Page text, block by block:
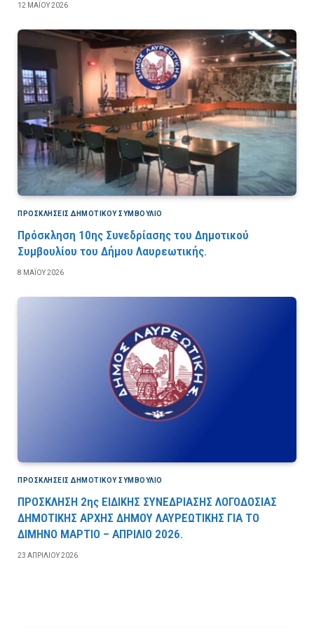
12 ΜΑΪ́ΟΥ 2026
ΠΡΟΣΚΛΉΣΕΙΣ ΔΗΜΟΤΙΚΟΎ ΣΥΜΒΟΎΛΙΟ
Πρόσκληση 10ης Συνεδρίασης του Δημοτικού
Συμβουλίου του Δήμου Λαυρεωτικής.
8 ΜΑΪ́ΟΥ 2026
ΠΡΟΣΚΛΉΣΕΙΣ ΔΗΜΟΤΙΚΟΎ ΣΥΜΒΟΎΛΙΟ
ΠΡΟΣΚΛΗΣΗ 2ης ΕΙΔΙΚΗΣ ΣΥΝΕΔΡΙΑΣΗΣ ΛΟΓΟΔΟΣΙΑΣ
ΔΗΜΟΤΙΚΗΣ ΑΡΧΗΣ ΔΗΜΟΥ ΛΑΥΡΕΩΤΙΚΗΣ ΓΙΑ ΤΟ
ΔΙΜΗΝΟ ΜΑΡΤΙΟ – ΑΠΡΙΛΙΟ 2026.
23 ΑΠΡΙΛΊΟΥ 2026